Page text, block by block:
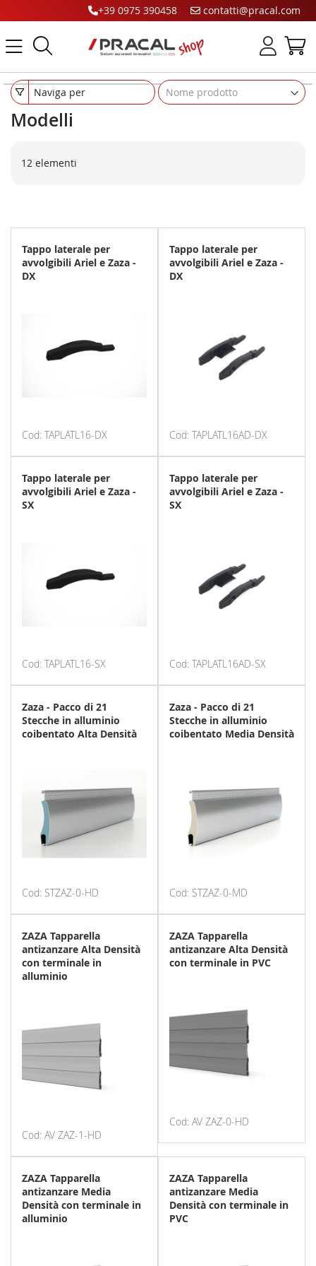
+39 0975 390458 contatti@pracal.com
Modelli
12 elementi
Tappo laterale per
avvolgibili Ariel e Zaza -
DX
Cod: TAPLATL16-DX
Tappo laterale per
avvolgibili Ariel e Zaza -
DX
Cod: TAPLATL16AD-DX
Tappo laterale per
avvolgibili Ariel e Zaza -
SX
Cod: TAPLATL16-SX
Tappo laterale per
avvolgibili Ariel e Zaza -
SX
Cod: TAPLATL16AD-SX
Zaza - Pacco di 21
Stecche in alluminio
coibentato Alta Densità
Cod: STZAZ-0-HD
Zaza - Pacco di 21
Stecche in alluminio
coibentato Media Densità
Cod: STZAZ-0-MD
ZAZA Tapparella
antizanzare Alta Densità
con terminale in
alluminio
Cod: AV ZAZ-1-HD
ZAZA Tapparella
antizanzare Alta Densità
con terminale in PVC
Cod: AV ZAZ-0-HD
ZAZA Tapparella
antizanzare Media
Densità con terminale in
alluminio
ZAZA Tapparella
antizanzare Media
Densità con terminale in
PVC
Naviga per